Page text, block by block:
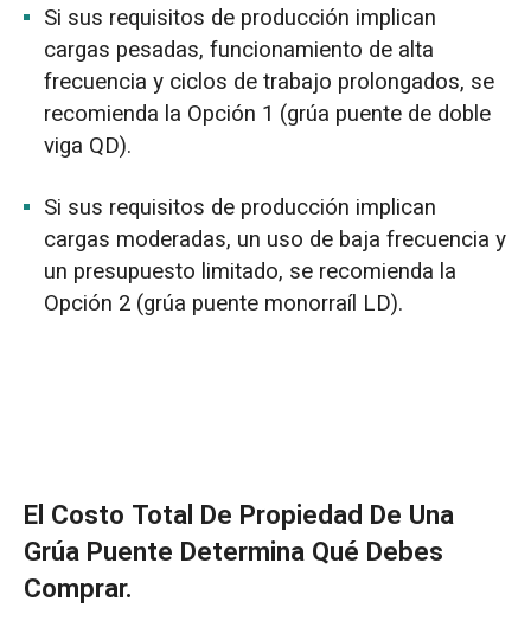
Si sus requisitos de producción implican
cargas pesadas, funcionamiento de alta
frecuencia y ciclos de trabajo prolongados, se
recomienda la Opción 1 (grúa puente de doble
viga QD).
Si sus requisitos de producción implican
cargas moderadas, un uso de baja frecuencia y
un presupuesto limitado, se recomienda la
Opción 2 (grúa puente monorraíl LD).
El Costo Total De Propiedad De Una
Grúa Puente Determina Qué Debes
Comprar.